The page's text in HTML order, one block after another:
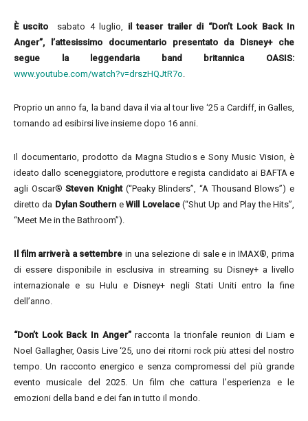
È uscito sabato 4 luglio, il teaser trailer di “Don’t Look Back In
Anger”, l’attesissimo documentario presentato da Disney+ che
segue la leggendaria band britannica OASIS:
www.youtube.com/watch?v=drszHQJtR7o.
Proprio un anno fa, la band dava il via al tour live ‘25 a Cardiff, in Galles,
tornando ad esibirsi live insieme dopo 16 anni.
Il documentario, prodotto da Magna Studios e Sony Music Vision, è
ideato dallo sceneggiatore, produttore e regista candidato ai BAFTA e
agli Oscar®Steven Knight(“Peaky Blinders”, “A Thousand Blows”) e
diretto da Dylan Southern eWill Lovelace(“Shut Up and Play the Hits”,
“Meet Me in the Bathroom”).
Il film arriverà a settembre in una selezione di sale e in IMAX®, prima
di essere disponibile in esclusiva in streaming su Disney+ a livello
internazionale e su Hulu e Disney+ negli Stati Uniti entro la fine
dell’anno.
“Don’t Look Back In Anger”racconta la trionfale reunion di Liam e
Noel Gallagher, Oasis Live ‘25, uno dei ritorni rock più attesi del nostro
tempo. Un racconto energico e senza compromessi del più grande
evento musicale del 2025. Un film che cattura l’esperienza e le
emozioni della band e dei fan in tutto il mondo.